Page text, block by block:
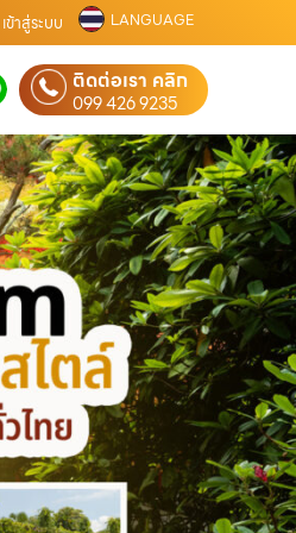
เข้าสู่ระบบ LANGUAGE
ติดต่อเรา คลิก
099 426 9235